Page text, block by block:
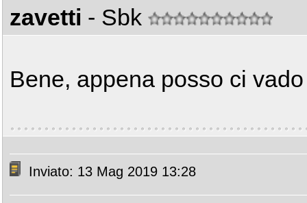
zavetti - Sbk
Bene, appena posso ci
Inviato: 13 Mag 2019 13:28